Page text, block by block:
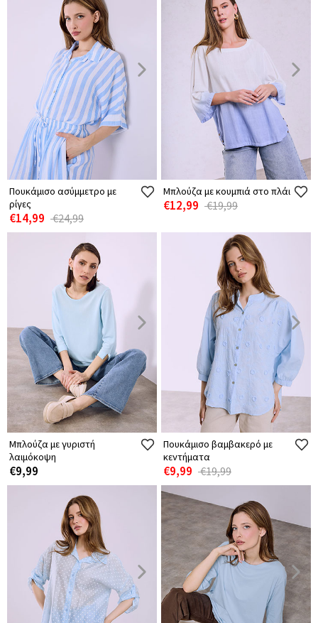
Πουκάμισο ασύμμετρο με
ρίγες
€14,99 €24,99
Μπλούζα με κουμπιά στο πλάι
€12,99 €19,99
Μπλούζα με γυριστή
λαιμόκοψη
€9,99
Πουκάμισο βαμβακερό με
κεντήματα
€9,99 €19,99